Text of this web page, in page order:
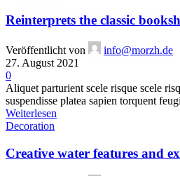
Reinterprets the classic
Veröffentlicht von
info@morzh.de
27. August 2021
0
Aliquet parturient scele risque scele
suspendisse platea sapien torquent
Weiterlesen
Decoration
Creative water features and